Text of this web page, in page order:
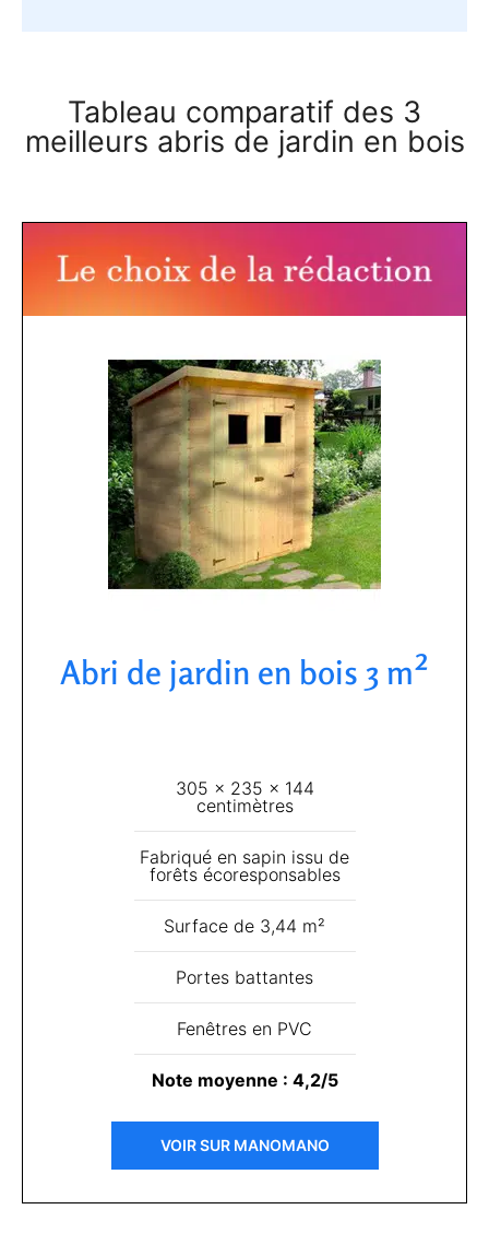
Tableau comparatif des 3
meilleurs abris de jardin en bois
Abri de jardin en bois 3 m²​
305 x 235 x 144
centimètres
Fabriqué en sapin issu de
forêts écoresponsables
Surface de 3,44 m²
Portes battantes
Fenêtres en PVC
Note moyenne : 4,2/5
VOIR SUR MANOMANO